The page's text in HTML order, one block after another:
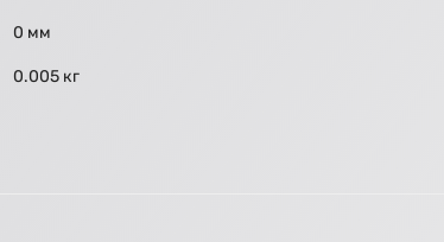
0 мм
0.005 кг